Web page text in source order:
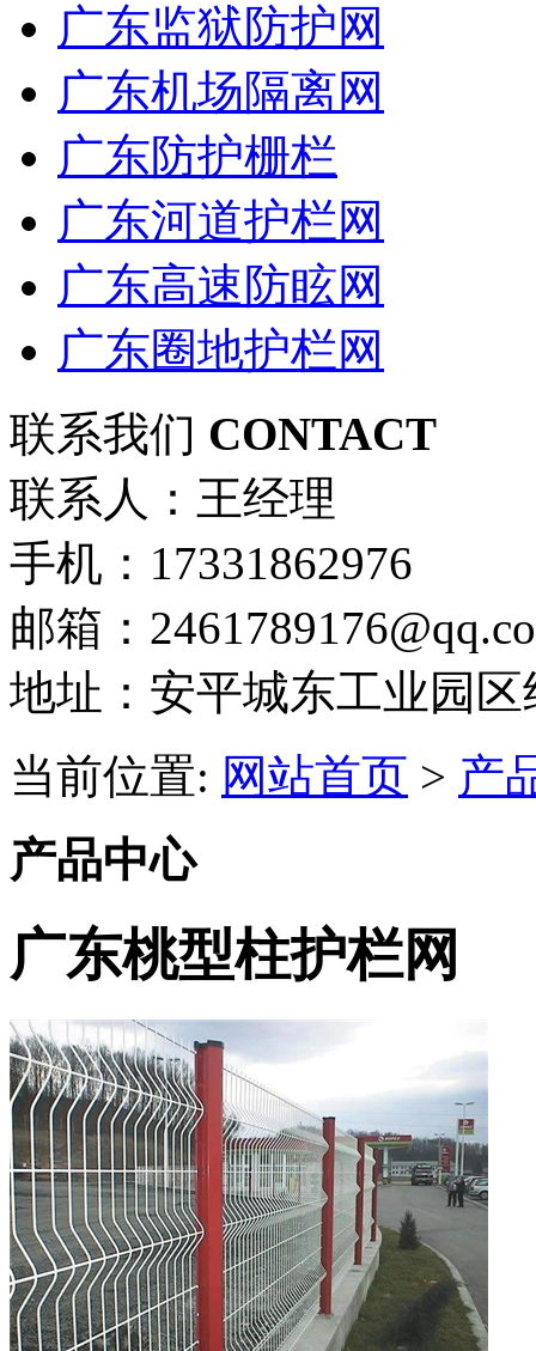
广东监狱防护网
广东机场隔离网
广东防护栅栏
广东河道护栏网
广东高速防眩网
广东圈地护栏网
联系我们 CONTACT
联系人：王经理
手机：17331862976
邮箱：
地址：安平城东工业园区
当前位置: 网站首页 > 产
产品中心
广东桃型柱护栏网